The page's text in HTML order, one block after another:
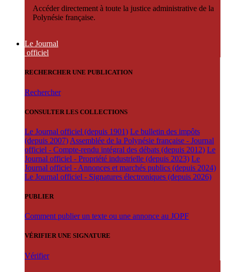
Accéder directement à toute la justice administrative de la
Polynésie française.
Le Journal
officiel
RECHERCHER UNE PUBLICATION
Rechercher
CONSULTER LES COLLECTIONS
Le Journal officiel (depuis 1901) Le bulletin des impôts
(depuis 2007) Assemblée de la Polynésie française - Journal
officiel - Compte-rendu intégral des débats (depuis 2012) Le
Journal officiel - Propriété industrielle (depuis 2023) Le
Journal officiel - Annonces et marchés publics (depuis 2024)
Le Journal officiel - Signatures électroniques (depuis 2026)
PUBLIER
Comment publier un texte ou une annonce au JOPF
VÉRIFIER UNE SIGNATURE
Vérifier